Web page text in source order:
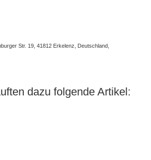
Str. 19, 41812 Erkelenz, Deutschland,
dazu folgende Artikel: